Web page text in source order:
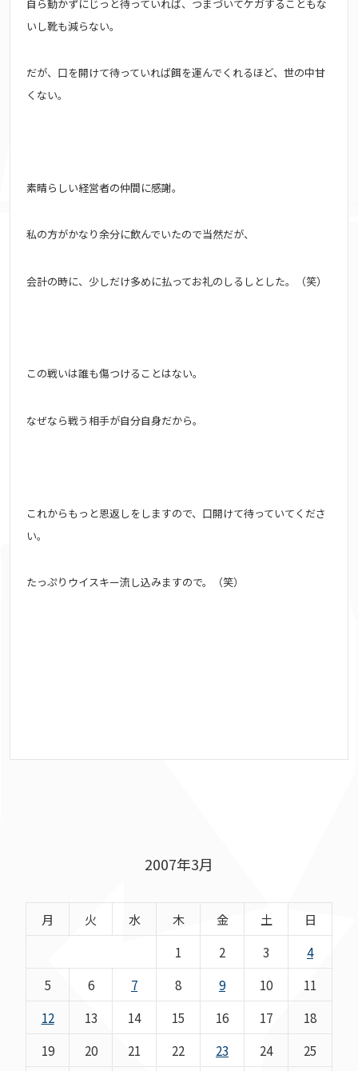
自ら動かずにじっと待っていれば、つまづいてケガすることもな
いし靴も減らない。
だが、口を開けて待っていれば餌を運んでくれるほど、世の中甘
くない。
素晴らしい経営者の仲間に感謝。
私の方がかなり余分に飲んでいたので当然だが、
会計の時に、少しだけ多めに払ってお礼のしるしとした。（笑）
この戦いは誰も傷つけることはない。
なぜなら戦う相手が自分自身だから。
これからもっと恩返しをしますので、 口開けて待っていてくださ
い。
たっぷりウイスキー流し込みますので。（笑）
2007年3月
月 火 水 木 金 土
日
1
2 3
4
5
6 7 8 9 10
11
12
13 14 15 16 17
18
19
20 21 22 23 24 25